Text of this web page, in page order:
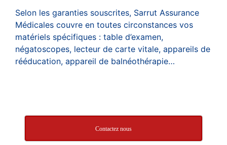
Selon les garanties souscrites, Sarrut Assurance
Médicales couvre en toutes circonstances vos
matériels spécifiques : table d’examen,
négatoscopes, lecteur de carte vitale, appareils de
rééducation, appareil de balnéothérapie…
Contactez nous